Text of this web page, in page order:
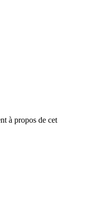
à propos de cet